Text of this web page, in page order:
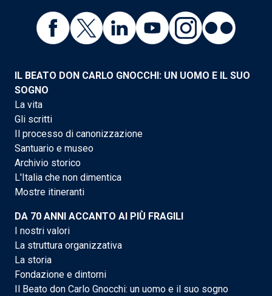
IL BEATO DON CARLO GNOCCHI: UN UOMO E IL SUO
SOGNO
La vita
Gli scritti
Il processo di canonizzazione
Santuario e museo
Archivio storico
L'Italia che non dimentica
Mostre itineranti
DA 70 ANNI ACCANTO AI PIÙ FRAGILI
I nostri valori
La struttura organizzativa
La storia
Fondazione e dintorni
Il Beato don Carlo Gnocchi: un uomo e il suo sogno